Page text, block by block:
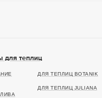
для теплиц
ДЛЯ ТЕПЛИЦ BOTANIK
ДЛЯ ТЕПЛИЦ JULIANA